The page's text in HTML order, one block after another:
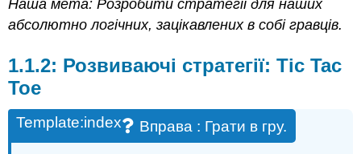
Наша мета: Розробити стратегії для наших
абсолютно логічних, зацікавлених в собі гравців.
1.1.2: Розвиваючі стратегії: Tic Tac
Toe
Вправа
Template:index : Грати в гру.